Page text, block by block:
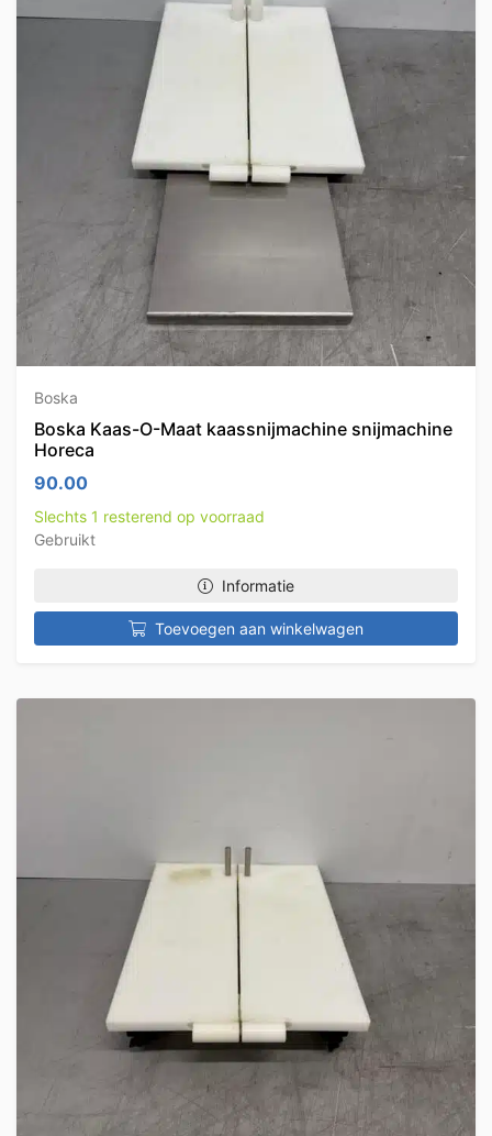
Boska
Boska Kaas-O-Maat kaassnijmachine snijmachine
Horeca
90.00
Slechts 1 resterend op voorraad
Gebruikt
Informatie
Toevoegen aan winkelwagen